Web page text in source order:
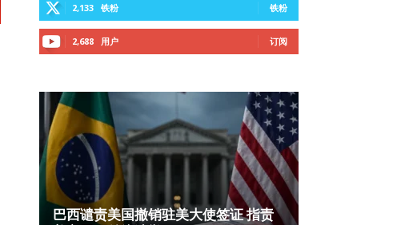
2,133 铁粉 铁粉
2,688 用户 订阅
巴西谴责美国撤销驻美大使签证 指责